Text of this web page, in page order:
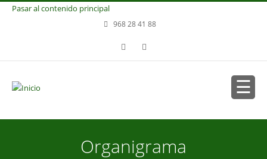
Pasar al contenido principal
968 28 41 88
Organigrama